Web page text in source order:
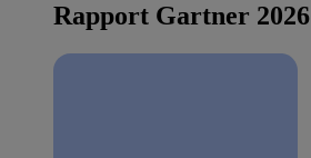
Rapport Gartner 2026